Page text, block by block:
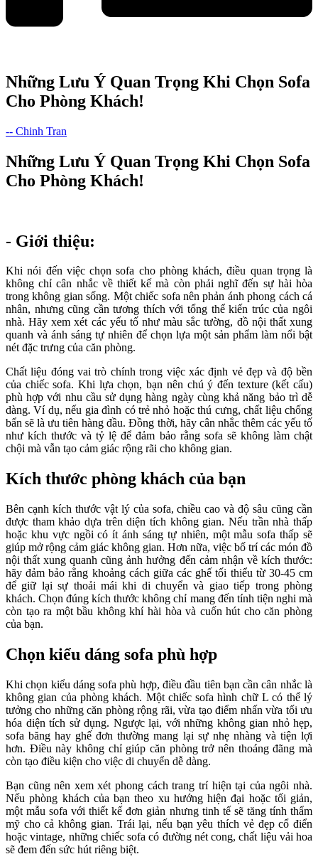
Những Lưu Ý Quan Trọng Khi Chọn Sofa
Cho Phòng Khách!
-- Chinh Tran
Những Lưu Ý Quan Trọng Khi Chọn Sofa
Cho Phòng Khách!
- Giới thiệu:
Khi nói đến việc chọn sofa cho phòng khách, điều quan trọng là
không chỉ cân nhắc về thiết kế mà còn phải nghĩ đến sự hài hòa
trong không gian sống. Một chiếc sofa nên phản ánh phong cách cá
nhân, nhưng cũng cần tương thích với tổng thể kiến trúc của ngôi
nhà. Hãy xem xét các yếu tố như màu sắc tường, đồ nội thất xung
quanh và ánh sáng tự nhiên để chọn lựa một sản phẩm làm nổi bật
nét đặc trưng của căn phòng.
Chất liệu đóng vai trò chính trong việc xác định vẻ đẹp và độ bền
của chiếc sofa. Khi lựa chọn, bạn nên chú ý đến texture (kết cấu)
phù hợp với nhu cầu sử dụng hàng ngày cùng khả năng bảo trì dễ
dàng. Ví dụ, nếu gia đình có trẻ nhỏ hoặc thú cưng, chất liệu chống
bẩn sẽ là ưu tiên hàng đầu. Đồng thời, hãy cân nhắc thêm các yếu tố
như kích thước và tỷ lệ để đảm bảo rằng sofa sẽ không làm chật
chội mà vẫn tạo cảm giác rộng rãi cho không gian.
Kích thước phòng khách của bạn
Bên cạnh kích thước vật lý của sofa, chiều cao và độ sâu cũng cần
được tham khảo dựa trên diện tích không gian. Nếu trần nhà thấp
hoặc khu vực ngồi có ít ánh sáng tự nhiên, một mẫu sofa thấp sẽ
giúp mở rộng cảm giác không gian. Hơn nữa, việc bố trí các món đồ
nội thất xung quanh cũng ảnh hưởng đến cảm nhận về kích thước:
hãy đảm bảo rằng khoảng cách giữa các ghế tối thiểu từ 30-45 cm
để giữ lại sự thoải mái khi di chuyển và giao tiếp trong phòng
khách. Chọn đúng kích thước không chỉ mang đến tính tiện nghi mà
còn tạo ra một bầu không khí hài hòa và cuốn hút cho căn phòng
của bạn.
Chọn kiểu dáng sofa phù hợp
Khi chọn kiểu dáng sofa phù hợp, điều đầu tiên bạn cần cân nhắc là
không gian của phòng khách. Một chiếc sofa hình chữ L có thể lý
tưởng cho những căn phòng rộng rãi, vừa tạo điểm nhấn vừa tối ưu
hóa diện tích sử dụng. Ngược lại, với những không gian nhỏ hẹp,
sofa băng hay ghế đơn thường mang lại sự nhẹ nhàng và tiện lợi
hơn. Điều này không chỉ giúp căn phòng trở nên thoáng đãng mà
còn tạo điều kiện cho việc di chuyển dễ dàng.
Bạn cũng nên xem xét phong cách trang trí hiện tại của ngôi nhà.
Nếu phòng khách của bạn theo xu hướng hiện đại hoặc tối giản,
một mẫu sofa với thiết kế đơn giản nhưng tinh tế sẽ tăng tính thẩm
mỹ cho cả không gian. Trái lại, nếu bạn yêu thích vẻ đẹp cổ điển
hoặc vintage, những chiếc sofa có đường nét cong, chất liệu vải hoa
sẽ đem đến sức hút riêng biệt.